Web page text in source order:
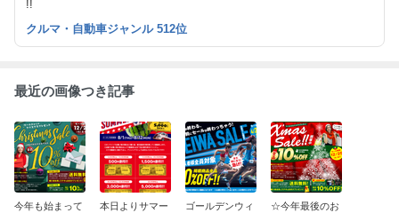
!!
クルマ・自動車ジャンル 512位
最近の画像つき記事
今年も始まって
本日よりサマー
ゴールデンウィ
☆今年最後のお